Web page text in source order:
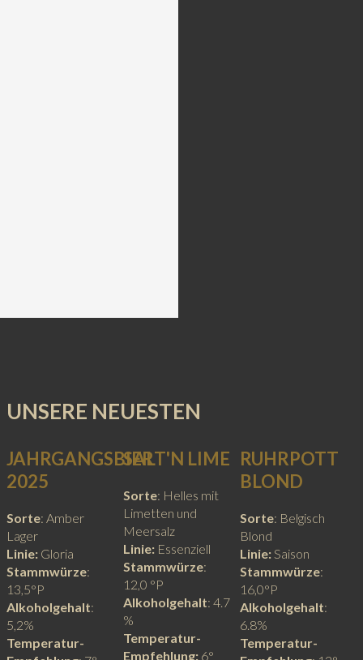
UNSERE NEUESTEN
RUHRPOTT
BLOND
Sorte: Belgisch
Blond
Linie: Saison
Stammwürze:
16,0°P
Alkoholgehalt:
6.8%
Temperatur-
SALT'N LIME
Sorte: Helles mit
Limetten und
Meersalz
Linie: Essenziell
Stammwürze:
12,0 °P
Alkoholgehalt: 4.7
%
Temperatur-
Empfehlung: 6°
JAHRGANGSBIER
2025
Sorte: Amber
Lager
Linie: Gloria
Stammwürze:
13,5°P
Alkoholgehalt:
5,2%
Temperatur-